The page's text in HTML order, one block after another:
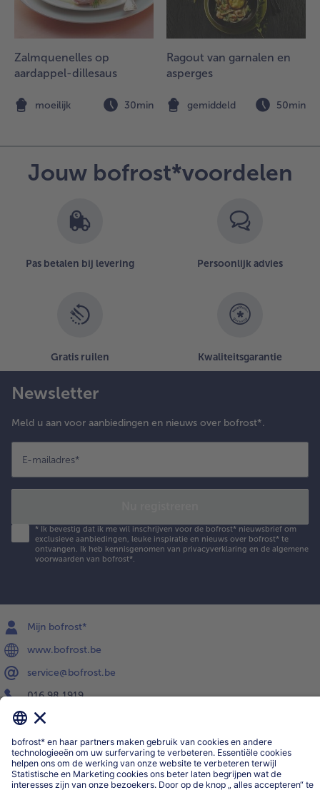
en
Zalmquenelles op
aardappel-dillesaus
moeilijk 30min
Ragout van garnalen en
asperges
gemiddeld 50min
Jouw bofrost*voordelen
Pas betalen bij levering Persoonlijk advies
Gratis ruilen Kwaliteitsgarantie
Newsletter
Meld u aan voor aanbiedingen en nieuws over bofrost*.
E-mailadres*
* Ik bevestig dat ik me wil inschrijven voor de bofrost* nieuwsbrief om
exclusieve aanbiedingen, leuke inspiratie en nieuws over bofrost* te
ontvangen. Ik heb kennisgenomen van privacyverklaring en de algemene
voorwaarden van bofrost*.
Mijn bofrost*
www.bofrost.be
service@bofrost.be
016 98 1919
Service
Over ons